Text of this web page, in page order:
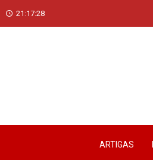
21:17:29
ARTIGAS